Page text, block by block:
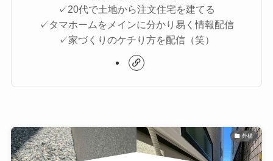
✓20代で土地から注文住宅を建てる
✓タマホームをメインに分かり易く情報配信
✓家づくりのケチり方を配信（笑）
外構